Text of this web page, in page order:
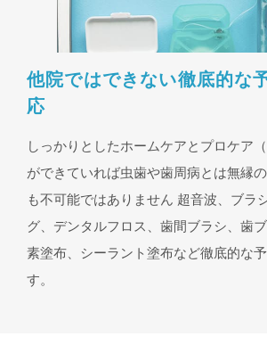
他院ではできない徹底的な
応
しっかりとしたホームケアとプロケア（
ができていれば虫歯や歯周病とは無縁
も不可能ではありません 超音波、ブラ
グ、デンタルフロス、歯間ブラシ、歯
素塗布、シーラント塗布など徹底的な
す。